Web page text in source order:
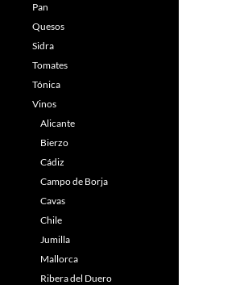
Pan
Quesos
Sidra
Tomates
Tónica
Vinos
Alicante
Bierzo
Cádiz
Campo de Borja
Cavas
Chile
Jumilla
Mallorca
Ribera del Duero